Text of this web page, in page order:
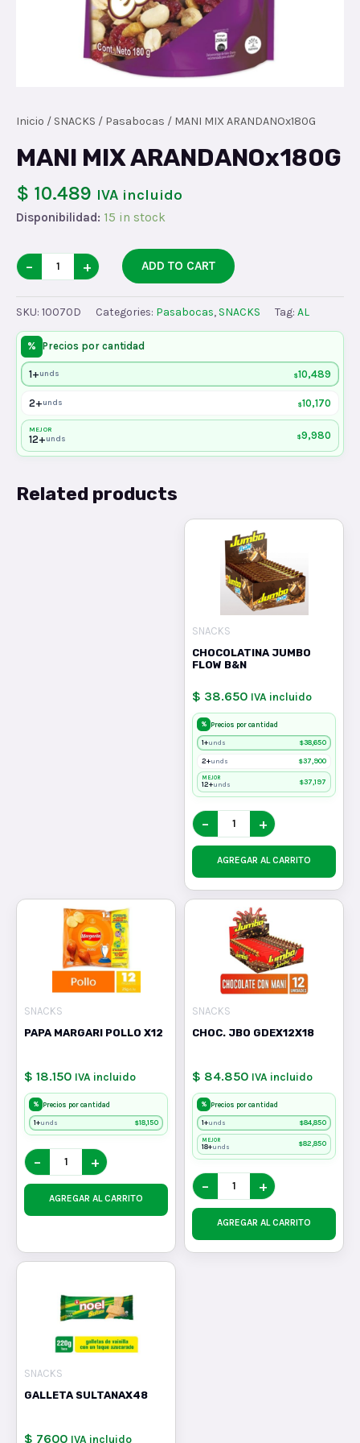
Inicio / SNACKS / Pasabocas / MANI MIX ARANDANOx180G
MANI MIX ARANDANOx180G
$ 10.489 IVA incluido
Disponibilidad: 15 in stock
MANI
MIX
ARANDANOx180G
quantity
− + ADD TO CART
SKU: 10070D Categories: Pasabocas, SNACKS Tag: AL
% Precios por cantidad
1+unds $10,489
2+unds $10,170
MEJOR
12+unds $9,980
Related products
SNACKS
CHOCOLATINA JUMBO
FLOW B&N
$ 38.650 IVA incluido
% Precios por cantidad
1+unds $38,650
2+unds $37,900
MEJOR
12+unds $37,197
− +
AGREGAR AL CARRITO
SNACKS
PAPA MARGARI POLLO X12
$ 18.150 IVA incluido
% Precios por cantidad
1+unds $18,150
− +
AGREGAR AL CARRITO
SNACKS
CHOC. JBO GDEX12X18
$ 84.850 IVA incluido
% Precios por cantidad
1+unds $84,850
MEJOR
18+unds $82,850
− +
AGREGAR AL CARRITO
SNACKS
GALLETA SULTANAX48
$ 7600 IVA incluido